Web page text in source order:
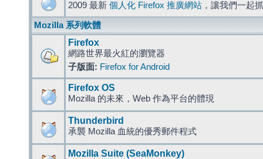
2009 最新 個人化 Firefox 推廣網站 ，讓我們一起
Mozilla 系列軟體
Firefox
網路世界最火紅的瀏覽器
子版面: Firefox for Android
Firefox OS
Mozilla 的未來，Web 作為平台的體現
Thunderbird
承襲 Mozilla 血統的優秀郵件程式
Mozilla Suite (SeaMonkey)